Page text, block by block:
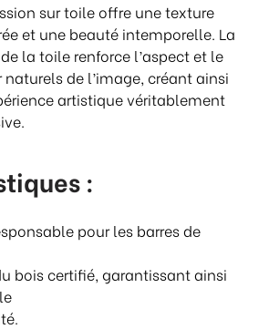
p
r
i
x
1
7
,
0
sur toile offre une texture
et une beauté intemporelle. La
la toile renforce l’aspect et le
de l’image, créant ainsi
artistique véritablement
:
pour les barres de
bois certifié, garantissant ainsi